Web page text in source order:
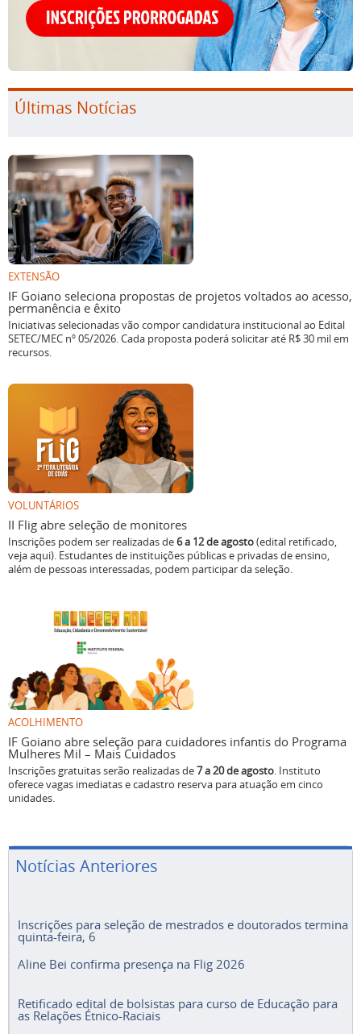
Últimas Notícias
EXTENSÃO
IF Goiano seleciona propostas de projetos voltados ao acesso,
permanência e êxito
Iniciativas selecionadas vão compor candidatura institucional ao Edital
SETEC/MEC nº 05/2026. Cada proposta poderá solicitar até R$ 30 mil em
recursos.
VOLUNTÁRIOS
II Flig abre seleção de monitores
Inscrições podem ser realizadas de6 a 12 de agosto(edital retificado,
veja aqui). Estudantes de instituições públicas e privadas de ensino,
além de pessoas interessadas, podem participar da seleção.
ACOLHIMENTO
IF Goiano abre seleção para cuidadores infantis do Programa
Mulheres Mil – Mais Cuidados
Inscrições gratuitas serão realizadas de7 a 20 de agosto. Instituto
oferece vagas imediatas e cadastro reserva para atuação em cinco
unidades.
Notícias Anteriores
Inscrições para seleção de mestrados e doutorados termina
quinta-feira, 6
Aline Bei confirma presença na Flig 2026
Retificado edital de bolsistas para curso de Educação para
as Relações Étnico-Raciais